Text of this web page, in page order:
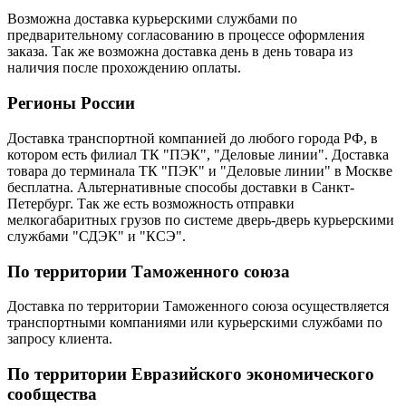
Возможна доставка курьерскими службами по
предварительному согласованию в процессе оформления
заказа. Так же возможна доставка день в день товара из
наличия после прохождению оплаты.
Регионы России
Доставка транспортной компанией до любого города РФ, в
котором есть филиал ТК "ПЭК", "Деловые линии". Доставка
товара до терминала ТК "ПЭК" и "Деловые линии" в Москве
бесплатна. Альтернативные способы доставки в Санкт-
Петербург. Так же есть возможность отправки
мелкогабаритных грузов по системе дверь-дверь курьерскими
службами "СДЭК" и "КСЭ".
По территории Таможенного союза
Доставка по территории Таможенного союза осуществляется
транспортными компаниями или курьерскими службами по
запросу клиента.
По территории Евразийского экономического
сообщества